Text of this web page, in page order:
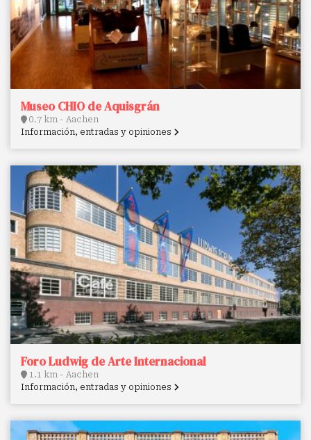
Museo CHIO de Aquisgrán
0.7 km - Aachen
Información, entradas y opiniones
Foro Ludwig de Arte Internacional
1.1 km - Aachen
Información, entradas y opiniones